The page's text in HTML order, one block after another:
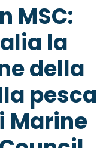
MSC:
la
della
pesca
Marine